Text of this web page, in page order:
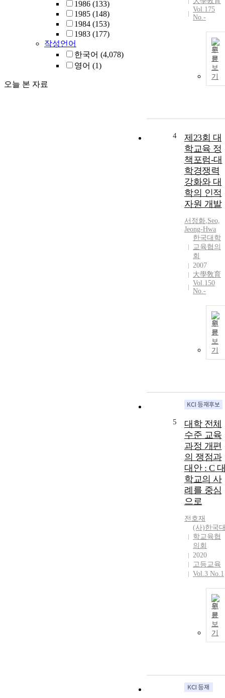
1986 (133)
1985 (148)
1984 (153)
1983 (177)
작성언어
한국어 (4,078)
영어 (1)
오늘 본 자료
Vol.175
No.-
원
문
보
기
4
제23회 대
학교육 정
책포럼-대
학경쟁력
강화와 대
학의 인적
자원 개발
서정화,Seo,
Jeong-Hwa
한국대학
교육협의
회
2007
大學敎育
Vol.150
No.-
원
문
보
기
5
대학 전체
수준 교육
과정 개편
의 쟁점과
대안 : C 대
학교의 사
례를 중심
으로
전호재
(사)한국
학교육협
의회
2020
고등교육
Vol.3 No.1
원
문
보
기